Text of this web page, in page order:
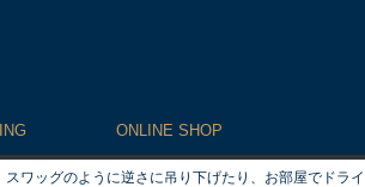
ONLINE SHOP
ワッグのように逆さに吊り下げたり、お部屋でドラ